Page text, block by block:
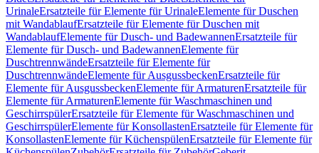
UrinaleErsatzteile für Elemente für UrinaleElemente für Duschen
mit WandablaufErsatzteile für Elemente für Duschen mit
WandablaufElemente für Dusch- und BadewannenErsatzteile für
Elemente für Dusch- und BadewannenElemente für
DuschtrennwändeErsatzteile für Elemente für
DuschtrennwändeElemente für AusgussbeckenErsatzteile für
Elemente für AusgussbeckenElemente für ArmaturenErsatzteile für
Elemente für ArmaturenElemente für Waschmaschinen und
GeschirrspülerErsatzteile für Elemente für Waschmaschinen und
GeschirrspülerElemente für KonsollastenErsatzteile für Elemente für
KonsollastenElemente für KüchenspülenErsatzteile für Elemente für